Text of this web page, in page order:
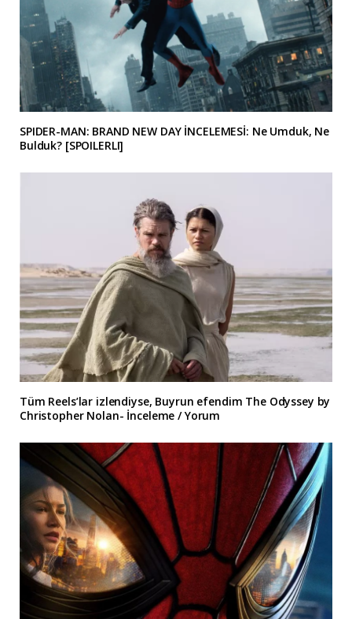
SPIDER-MAN: BRAND NEW DAY İNCELEMESİ: Ne Umduk, Ne
Bulduk? [SPOILERLI]
Tüm Reels’lar izlendiyse, Buyrun efendim The Odyssey by
Christopher Nolan- İnceleme / Yorum